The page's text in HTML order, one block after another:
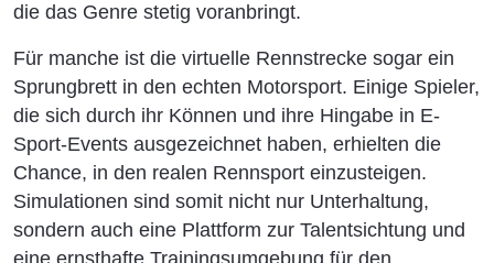
die das Genre stetig voranbringt.
Für manche ist die virtuelle Rennstrecke sogar ein
Sprungbrett in den echten Motorsport. Einige Spieler,
die sich durch ihr Können und ihre Hingabe in E-
Sport-Events ausgezeichnet haben, erhielten die
Chance, in den realen Rennsport einzusteigen.
Simulationen sind somit nicht nur Unterhaltung,
sondern auch eine Plattform zur Talentsichtung und